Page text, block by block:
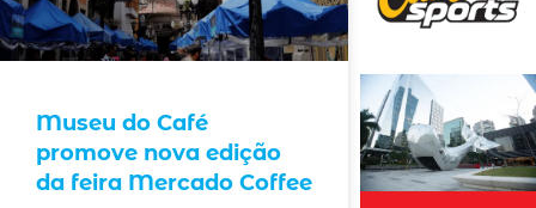
Museu do Café
promove nova edição
da feira Mercado Coffee